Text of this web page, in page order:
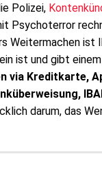
Polizei,
Psychoterror
Weitermachen
ist und gibt
via Kreditkarte,
darum, das